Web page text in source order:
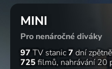
MINI
Pro nenáročné diváky
97 TV stanic7 dní zpětně
725 filmů nahrávání 20